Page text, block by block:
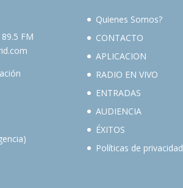
FM
Quienes Somos?
CONTACTO
APLICACION
RADIO EN VIVO
ENTRADAS
AUDIENCIA
ÉXITOS
Políticas de privacidad